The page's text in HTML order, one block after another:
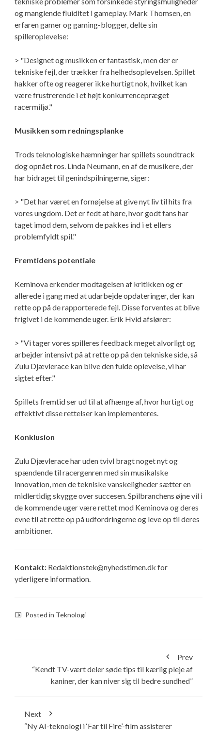
og manglende fluiditet i gameplay. Mark Thomsen, en
erfaren gamer og gaming-blogger, delte sin
spilleroplevelse:
> "Designet og musikken er fantastisk, men der er
tekniske fejl, der trækker fra helhedsoplevelsen. Spillet
hakker ofte og reagerer ikke hurtigt nok, hvilket kan
være frustrerende i et højt konkurrencepræget
racermiljø."
Musikken som redningsplanke
Trods teknologiske hæmninger har spillets soundtrack
dog opnået ros. Linda Neumann, en af de musikere, der
har bidraget til genindspilningerne, siger:
> "Det har været en fornøjelse at give nyt liv til hits fra
vores ungdom. Det er fedt at høre, hvor godt fans har
taget imod dem, selvom de pakkes ind i et ellers
problemfyldt spil."
Fremtidens potentiale
Keminova erkender modtagelsen af kritikken og er
allerede i gang med at udarbejde opdateringer, der kan
rette op på de rapporterede fejl. Disse forventes at blive
frigivet i de kommende uger. Erik Hvid afslører:
> "Vi tager vores spilleres feedback meget alvorligt og
arbejder intensivt på at rette op på den tekniske side, så
Zulu Djævlerace kan blive den fulde oplevelse, vi har
sigtet efter."
Spillets fremtid ser ud til at afhænge af, hvor hurtigt og
effektivt disse rettelser kan implementeres.
Konklusion
Zulu Djævlerace har uden tvivl bragt noget nyt og
spændende til racergenren med sin musikalske
innovation, men de tekniske vanskeligheder sætter en
midlertidig skygge over succesen. Spilbranchens øjne vil i
de kommende uger være rettet mod Keminova og deres
evne til at rette op på udfordringerne og leve op til deres
ambitioner.
Kontakt: Redaktionstek@nyhedstimen.dk for
yderligere information.
Posted in Teknologi
Prev
“Kendt TV-vært deler søde tips til kærlig pleje af
kaniner, der kan niver sig til bedre sundhed”
Next
“Ny AI-teknologi i ‘Far til Fire’-film assisterer